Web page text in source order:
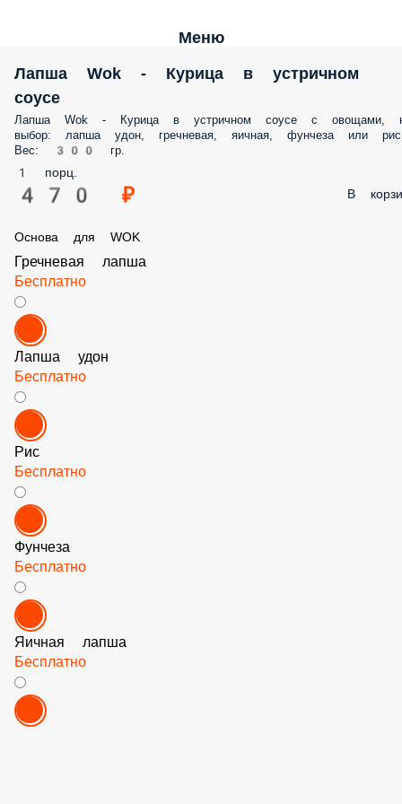
Меню
Лапша Wok - Курица в устричном
соусе
Лапша Wok - Курица в устричном соусе с овощами,
выбор: лапша удон, гречневая, яичная, фунчеза или
Вес: 300 гр.
1 порц.
470 ₽ В
Основа для WOK
Гречневая лапша
Бесплатно
Лапша удон
Бесплатно
Рис
Бесплатно
Фунчеза
Бесплатно
Яичная лапша
Бесплатно